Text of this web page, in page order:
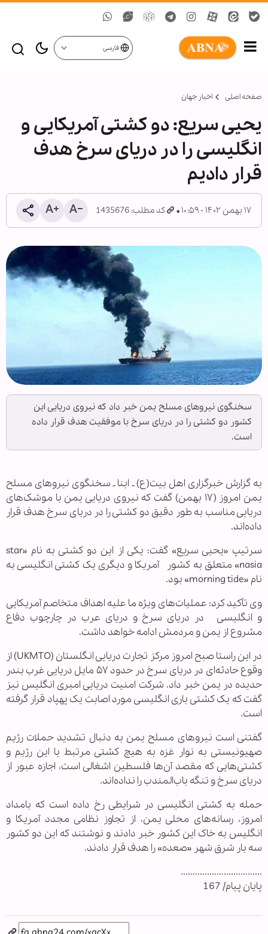
فارسی
صفحه اصلی اخبار جهان
یحیی سریع: دو کشتی آمریکایی و
انگلیسی را در دریای سرخ هدف
قرار دادیم
۱۷ بهمن ۱۴۰۲ - ۱۰:۵۹ کد مطلب: 1435676
سخنگوی نیروهای مسلح یمن خبر داد که نیروی دریایی این
کشور دو کشتی را در دریای سرخ با موفقیت هدف قرار داده
است.
به گزارش خبرگزاری اهل بیت(ع) ـ ابنا ـ سخنگوی نیروهای مسلح
یمن امروز (۱۷ بهمن) گفت که نیروی دریایی یمن با موشک‌های
دریایی مناسب به طور دقیق دو کشتی را در دریای سرخ هدف قرار
داده‌اند.
سرتیپ «یحیی سریع» گفت: یکی از این دو کشتی به نام «star
nasia» متعلق به کشور آمریکا و دیگری یک کشتی انگلیسی به
نام «morning tide» بود.
وی تأکید کرد: عملیات‌های ویژه ما علیه اهداف متخاصم آمریکایی
و انگلیسی در دریای سرخ و دریای عرب در چارچوب دفاع
مشروع از یمن و مردمش ادامه خواهد داشت.
در این راستا صبح امروز مرکز تجارت دریایی انگلستان (UKMTO) از
وقوع حادثه‌‌ای در دریای سرخ در حدود ۵۷ مایل دریایی غرب بندر
حدیده در یمن خبر داد. شرکت امنیت دریایی امبری انگلیس نیز
گفت که یک کشتی باری انگلیسی مورد اصابت یک پهپاد قرار گرفته
است.
گفتنی است نیروهای مسلح یمن به دنبال تشدید حملات رژیم
صهیونیستی به نوار غزه به هیچ کشتی مرتبط با این رژیم و
کشتی‌هایی که مقصد آن‌ها فلسطین اشغالی است، اجازه عبور از
دریای سرخ و تنگه باب‌المندب را نداده‌اند.
حمله به کشتی انگلیسی در شرایطی رخ داده است که بامداد
امروز، رسانه‌های محلی یمن، از تجاوز نظامی مجدد آمریکا و
انگلیس به خاک این کشور خبر دادند و نوشتند که این دو کشور
سه بار شرق شهر «صعده» را هدف قرار دادند.
..................................
پایان پیام/ 167